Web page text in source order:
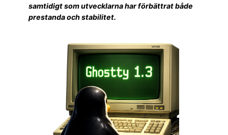
samtidigt som utvecklarna har förbättrat både
prestanda och stabilitet.